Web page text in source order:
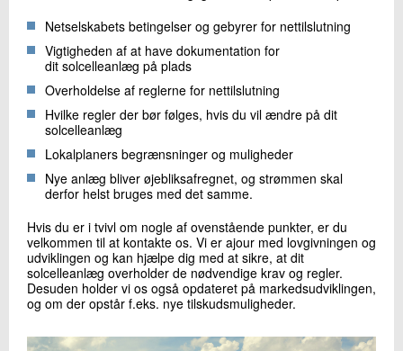
Netselskabets betingelser og gebyrer for nettilslutning
Vigtigheden af at have dokumentation for
dit solcelleanlæg på plads
Overholdelse af reglerne for nettilslutning
Hvilke regler der bør følges, hvis du vil ændre på dit
solcelleanlæg
Lokalplaners begrænsninger og muligheder
Nye anlæg bliver øjebliksafregnet, og strømmen skal
derfor helst bruges med det samme.
Hvis du er i tvivl om nogle af ovenstående punkter, er du
velkommen til at kontakte os. Vi er ajour med lovgivningen og
udviklingen og kan hjælpe dig med at sikre, at dit
solcelleanlæg overholder de nødvendige krav og regler.
Desuden holder vi os også opdateret på markedsudviklingen,
og om der opstår f.eks. nye tilskudsmuligheder.